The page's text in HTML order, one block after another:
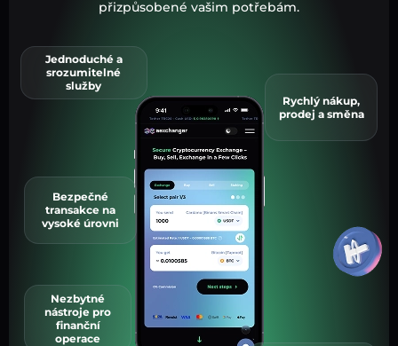
přizpůsobené vašim potřebám.
Rychlý nákup,
prodej a směna
Jednoduché a
srozumitelné
služby
Bezpečné
transakce na
vysoké úrovni
Nezbytné
nástroje pro
finanční
operace